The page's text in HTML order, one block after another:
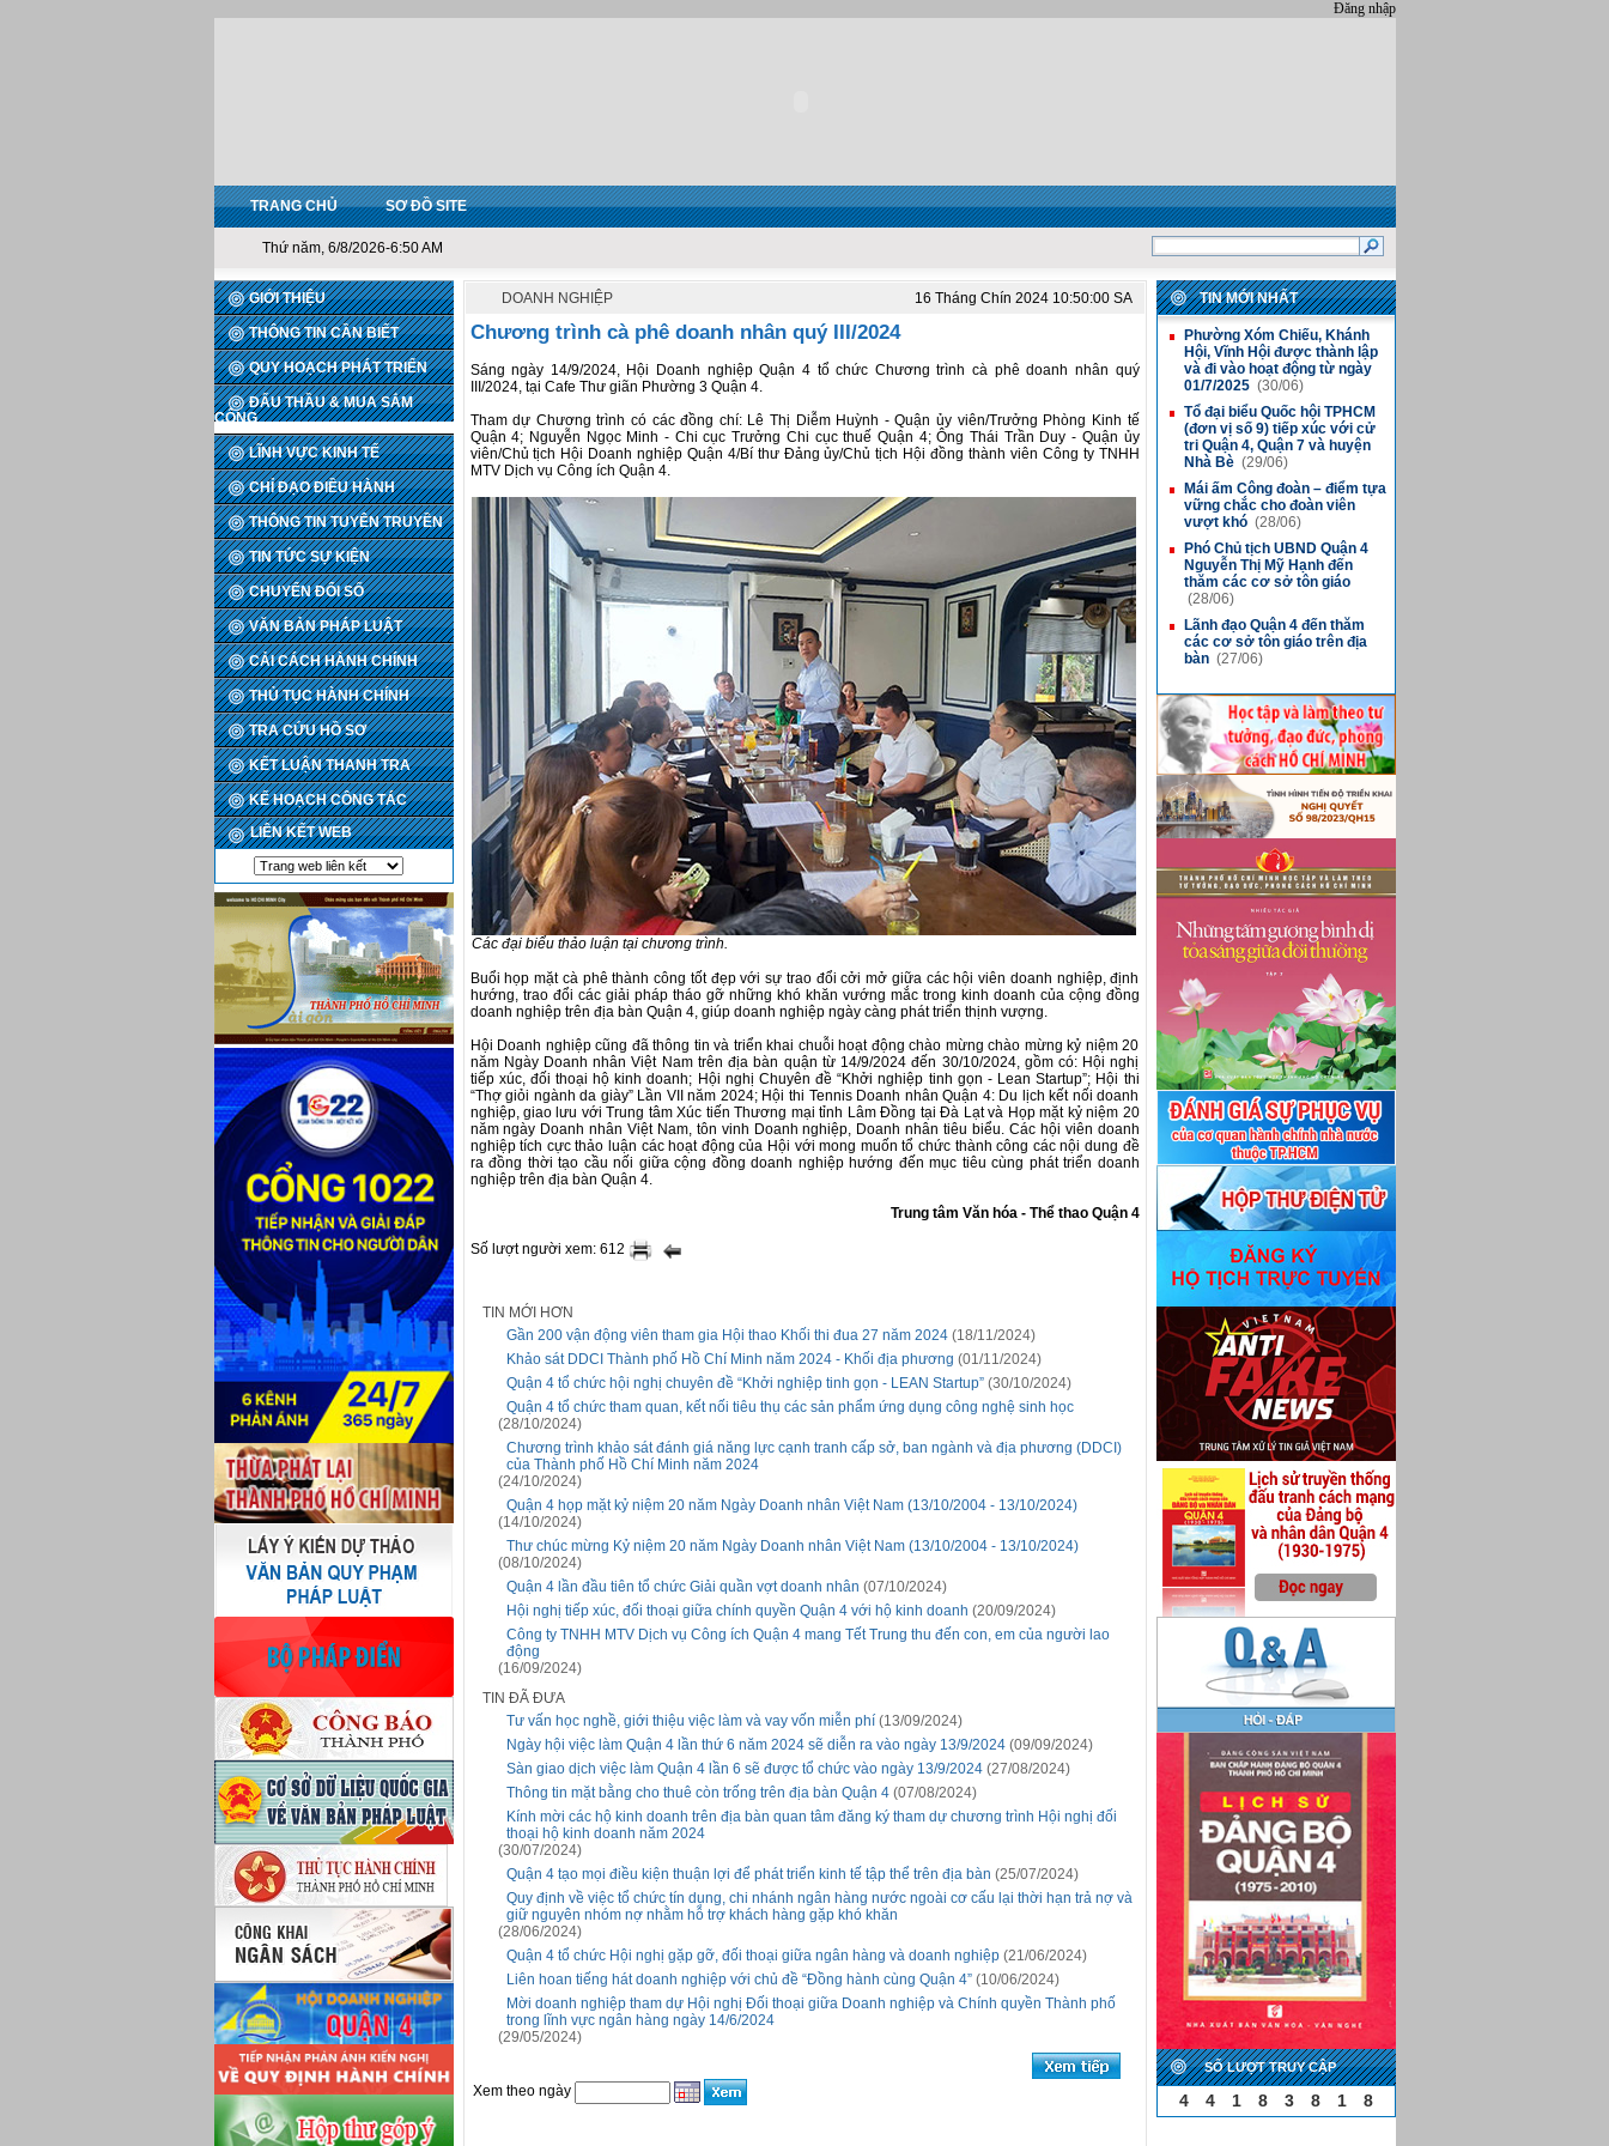
Đăng nhập
TRANG CHỦ SƠ ĐỒ SITE
Thứ năm, 6/8/2026-6:50 AM
GIỚI THIỆU
THÔNG TIN CẦN BIẾT
QUY HOẠCH PHÁT TRIỂN
ĐẤU THẦU & MUA SẮM
CÔNG
LĨNH VỰC KINH TẾ
CHỈ ĐẠO ĐIỀU HÀNH
THÔNG TIN TUYÊN TRUYỀN
TIN TỨC SỰ KIỆN
CHUYỂN ĐỔI SỐ
VĂN BẢN PHÁP LUẬT
CẢI CÁCH HÀNH CHÍNH
THỦ TỤC HÀNH CHÍNH
TRA CỨU HỒ SƠ
KẾT LUẬN THANH TRA
KẾ HOẠCH CÔNG TÁC
LIÊN KẾT WEB
DOANH NGHIỆP 16 Tháng Chín 2024 10:50:00 SA
Chương trình cà phê doanh nhân quý III/2024
Sáng ngày 14/9/2024, Hội Doanh nghiệp Quận 4 tổ chức Chương trình cà phê doanh nhân quý
III/2024, tại Cafe Thư giãn Phường 3 Quận 4.
Tham dự Chương trình có các đồng chí: Lê Thị Diễm Huỳnh - Quận ủy viên/Trưởng Phòng Kinh tế
Quận 4; Nguyễn Ngọc Minh - Chi cục Trưởng Chi cục thuế Quận 4; Ông Thái Trần Duy - Quận ủy
viên/Chủ tịch Hội Doanh nghiệp Quận 4/Bí thư Đảng ủy/Chủ tịch Hội đồng thành viên Công ty TNHH
MTV Dịch vụ Công ích Quận 4.
Các đại biểu thảo luận tại chương trình.
Buổi họp mặt cà phê thành công tốt đẹp với sự trao đổi cởi mở giữa các hội viên doanh nghiệp, định
hướng, trao đổi các giải pháp tháo gỡ những khó khăn vướng mắc trong kinh doanh của cộng đồng
doanh nghiệp trên địa bàn Quận 4, giúp doanh nghiệp ngày càng phát triển thịnh vượng.
Hội Doanh nghiệp cũng đã thông tin và triển khai chuỗi hoạt động chào mừng chào mừng kỷ niệm 20
năm Ngày Doanh nhân Việt Nam trên địa bàn quận từ 14/9/2024 đến 30/10/2024, gồm có: Hội nghị
tiếp xúc, đối thoại hộ kinh doanh; Hội nghị Chuyên đề “Khởi nghiệp tinh gọn - Lean Startup”; Hội thi
“Thợ giỏi ngành da giày” Lần VII năm 2024; Hội thi Tennis Doanh nhân Quận 4: Du lịch kết nối doanh
nghiệp, giao lưu với Trung tâm Xúc tiến Thương mại tỉnh Lâm Đồng tại Đà Lạt và Họp mặt kỷ niệm 20
năm ngày Doanh nhân Việt Nam, tôn vinh Doanh nghiệp, Doanh nhân tiêu biểu. Các hội viên doanh
nghiệp tích cực thảo luận các hoạt động của Hội với mong muốn tổ chức thành công các nội dung đề
ra đồng thời tạo cầu nối giữa cộng đồng doanh nghiệp hướng đến mục tiêu cùng phát triển doanh
nghiệp trên địa bàn Quận 4.
Trung tâm Văn hóa - Thể thao Quận 4
Số lượt người xem: 612
TIN MỚI HƠN
Gần 200 vận động viên tham gia Hội thao Khối thi đua 27 năm 2024(18/11/2024)
Khảo sát DDCI Thành phố Hồ Chí Minh năm 2024 - Khối địa phương (01/11/2024)
Quận 4 tổ chức hội nghị chuyên đề “Khởi nghiệp tinh gọn - LEAN Startup”(30/10/2024)
Quận 4 tổ chức tham quan, kết nối tiêu thụ các sản phẩm ứng dụng công nghệ sinh học
(28/10/2024)
Chương trình khảo sát đánh giá năng lực cạnh tranh cấp sở, ban ngành và địa phương (DDCI)
của Thành phố Hồ Chí Minh năm 2024
(24/10/2024)
Quận 4 họp mặt kỷ niệm 20 năm Ngày Doanh nhân Việt Nam (13/10/2004 - 13/10/2024)
(14/10/2024)
Thư chúc mừng Kỷ niệm 20 năm Ngày Doanh nhân Việt Nam (13/10/2004 - 13/10/2024)
(08/10/2024)
Quận 4 lần đầu tiên tổ chức Giải quần vợt doanh nhân (07/10/2024)
Hội nghị tiếp xúc, đối thoại giữa chính quyền Quận 4 với hộ kinh doanh (20/09/2024)
Công ty TNHH MTV Dịch vụ Công ích Quận 4 mang Tết Trung thu đến con, em của người lao
động
(16/09/2024)
TIN ĐÃ ĐƯA
Tư vấn học nghề, giới thiệu việc làm và vay vốn miễn phí(13/09/2024)
Ngày hội việc làm Quận 4 lần thứ 6 năm 2024 sẽ diễn ra vào ngày 13/9/2024(09/09/2024)
Sàn giao dịch việc làm Quận 4 lần 6 sẽ được tổ chức vào ngày 13/9/2024(27/08/2024)
Thông tin mặt bằng cho thuê còn trống trên địa bàn Quận 4(07/08/2024)
Kính mời các hộ kinh doanh trên địa bàn quan tâm đăng ký tham dự chương trình Hội nghị đối
thoại hộ kinh doanh năm 2024
(30/07/2024)
Quận 4 tạo mọi điều kiện thuận lợi để phát triển kinh tế tập thể trên địa bàn (25/07/2024)
Quy định về việc tổ chức tín dụng, chi nhánh ngân hàng nước ngoài cơ cấu lại thời hạn trả nợ và
giữ nguyên nhóm nợ nhằm hỗ trợ khách hàng gặp khó khăn
(28/06/2024)
Quận 4 tổ chức Hội nghị gặp gỡ, đối thoại giữa ngân hàng và doanh nghiệp(21/06/2024)
Liên hoan tiếng hát doanh nghiệp với chủ đề “Đồng hành cùng Quận 4”(10/06/2024)
Mời doanh nghiệp tham dự Hội nghị Đối thoại giữa Doanh nghiệp và Chính quyền Thành phố
trong lĩnh vực ngân hàng ngày 14/6/2024
(29/05/2024)
Xem theo ngày
TIN MỚI NHẤT
■
Phường Xóm Chiếu, Khánh
Hội, Vĩnh Hội được thành lập
và đi vào hoạt động từ ngày
01/7/2025 (30/06)
■ Tổ đại biểu Quốc hội TPHCM
(đơn vị số 9) tiếp xúc với cử
tri Quận 4, Quận 7 và huyện
Nhà Bè (29/06)
■
Mái ấm Công đoàn – điểm tựa
vững chắc cho đoàn viên
vượt khó (28/06)
■
Phó Chủ tịch UBND Quận 4
Nguyễn Thị Mỹ Hạnh đến
thăm các cơ sở tôn giáo
(28/06)
■
Lãnh đạo Quận 4 đến thăm
các cơ sở tôn giáo trên địa
bàn (27/06)
SỐ LƯỢT TRUY CẬP
4 4 1 8 3 8 1 8